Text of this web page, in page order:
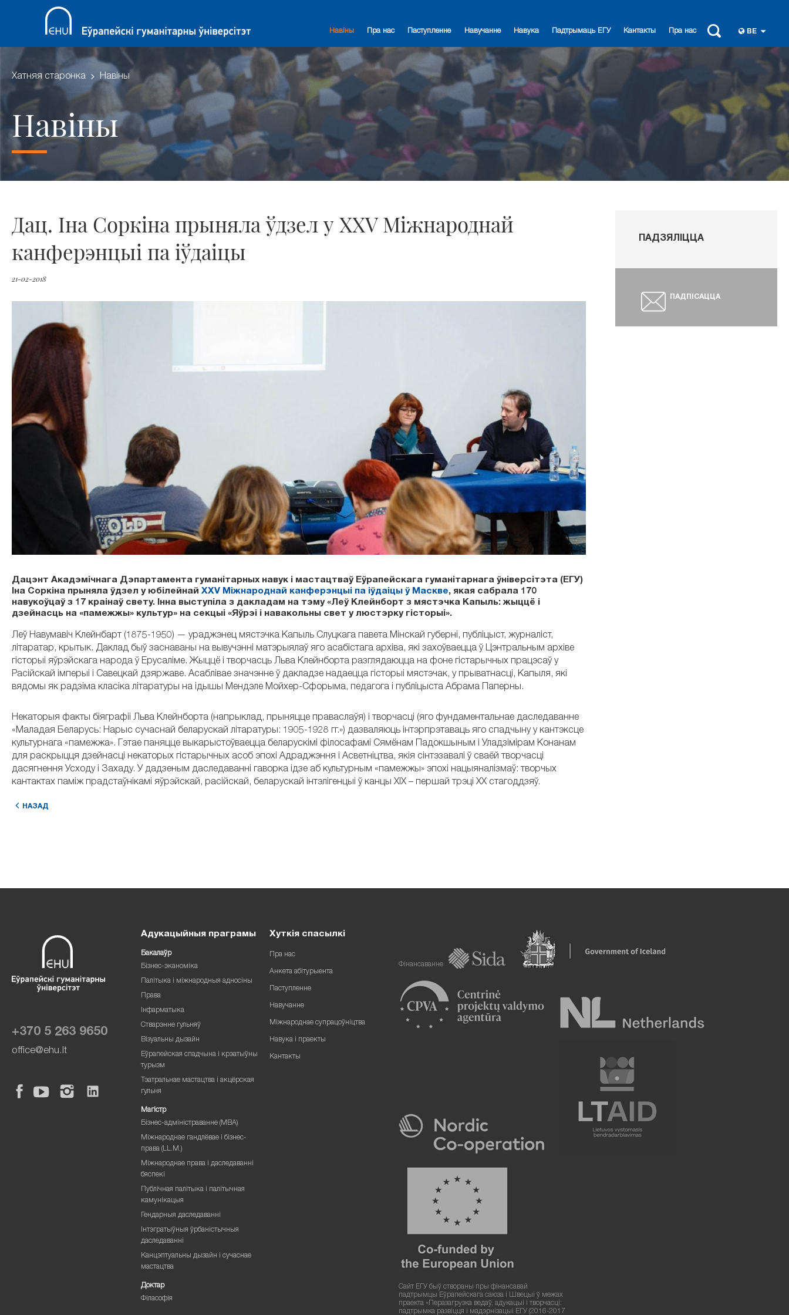
Навіны Пра нас Паступленне Навучанне Навука Падтрымаць ЕГУ Кантакты Пра нас BE
Хатняя старонка Навіны
Навіны
Дац. Іна Соркіна прыняла ўдзел у ХХV Міжнароднай
канферэнцыі па іўдаіцы
21-02-2018
Дацэнт Акадэмічнага Дэпартамента гуманітарных навук і мастацтваў Еўрапейскага гуманітарнага ўніверсітэта (ЕГУ)
Іна Соркіна прыняла ўдзел у юбілейнай ХХV Міжнароднай канферэнцыі па іўдаіцы ў Маскве, якая сабрала 170
навукоўцаў з 17 краінаў свету. Інна выступіла з дакладам на тэму «Леў Клейнборт з мястэчка Капыль: жыццё і
дзейнасць на «памежжы» культур» на секцыі «Яўрэі і навакольны свет у люстэрку гісторыі».
Леў Навумавіч Клейнбарт (1875-1950) — ураджэнец мястэчка Капыль Слуцкага павета Мінскай губерні, публіцыст, журналіст,
літаратар, крытык. Даклад быў заснаваны на вывучэнні матэрыялаў яго асабістага архіва, які захоўваецца ў Цэнтральным архіве
гісторыі яўрэйскага народа ў Ерусаліме. Жыццё і творчасць Льва Клейнборта разглядаюцца на фоне гістарычных працэсаў у
Расійскай імперыі і Савецкай дзяржаве. Асаблівае значэнне ў дакладзе надаецца гісторыі мястэчак, у прыватнасці, Капыля, які
вядомы як радзіма класіка літаратуры на ідышы Мендэле Мойхер-Сфорыма, педагога і публіцыста Абрама Паперны.
Некаторыя факты біяграфіі Льва Клейнборта (напрыклад, прыняцце праваслаўя) і творчасці (яго фундаментальнае даследаванне
«Маладая Беларусь: Нарыс сучаснай беларускай літаратуры: 1905-1928 гг.») дазваляюць інтэрпрэтаваць яго спадчыну у кантэксце
культурнага «памежжа». Гэтае паняцце выкарыстоўваецца беларускімі філосафамі Сямёнам Падокшыным і Уладзімірам Конанам
для раскрыцця дзейнасці некаторых гістарычных асоб эпохі Адраджэння і Асветніцтва, якія сінтэзавалі ў сваёй творчасці
дасягнення Усходу і Захаду. У дадзеным даследаванні гаворка ідзе аб культурным «памежжы» эпохі нацыяналізмаў: творчых
кантактах паміж прадстаўнікамі яўрэйскай, расійскай, беларускай інтэлігенцыі ў канцы XIX – першай трэці XX стагоддзяў.
НАЗАД
ПАДЗЯЛІЦЦА
ПАДПІСАЦЦА
+370 5 263 9650
office@ehu.lt
Адукацыйныя праграмы
Бакалаўр
Бізнес-эканоміка
Палітыка і міжнародныя адносіны
Права
Інфарматыка
Стварэнне гульняў
Візуальны дызайн
Еўрапейская спадчына і крэатыўны
турызм
Тэатральнае мастацтва і акцёрская
гульня
Магістр
Бізнес-адміністраванне (MBA)
Міжнароднае гандлёвае і бізнес-
права (LL.M.)
Міжнароднае права і даследаванні
бяспекі
Публічная палітыка і палітычная
камунікацыя
Гендарныя даследаванні
Інтэгратыўныя ўрбаністычныя
даследаванні
Канцэптуальны дызайн і сучаснае
мастацтва
Доктар
Філасофія
Хуткія спасылкі
Пра нас
Анкета абітурыента
Паступленне
Навучанне
Міжнароднае супрацоўніцтва
Навука і праекты
Кантакты
Фінансаванне
Сайт ЕГУ быў створаны пры фінансавай
падтрымцы Еўрапейскага саюза і Швецыі ў межах
праекта «Перазагрузка ведаў, адукацыі і творчасці:
падтрымка развіцця і мадэрнізацыі ЕГУ (2016-2017